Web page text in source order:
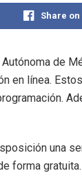
Share
de
en línea.
una
forma